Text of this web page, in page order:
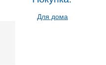
Для дома